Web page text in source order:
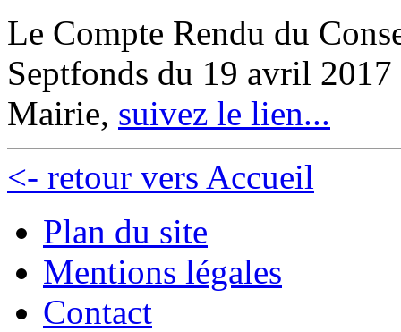
Le Compte Rendu du
Septfonds du 19 avril
Mairie, suivez le lien...
<- retour vers Accueil
Plan du site
Mentions légales
Contact